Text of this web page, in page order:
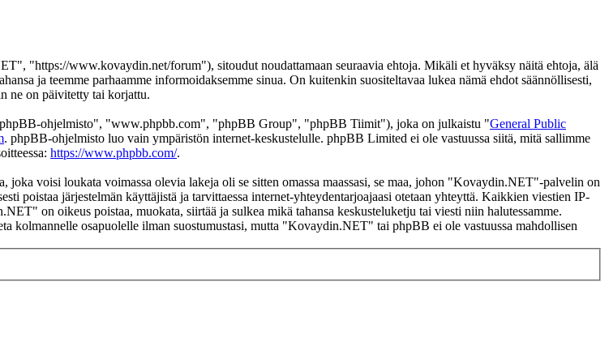
"https://www.kovaydin.net/forum"), sitoudut noudattamaan seuraavia ehtoja. Mikäli et hyväksy näitä ehtoja, älä
ja teemme parhaamme informoidaksemme sinua. On kuitenkin suositeltavaa lukea nämä ehdot säännöllisesti,
ne on päivitetty tai korjattu.
ohjelmisto", "www.phpbb.com", "phpBB Group", "phpBB Tiimit"), joka on julkaistu "General Public
. phpBB-ohjelmisto luo vain ympäristön internet-keskustelulle. phpBB Limited ei ole vastuussa siitä, mitä sallimme
https://www.phpbb.com/.
joka voisi loukata voimassa olevia lakeja oli se sitten omassa maassasi, se maa, johon "Kovaydin.NET"-palvelin on
poistaa järjestelmän käyttäjistä ja tarvittaessa internet-yhteydentarjoajaasi otetaan yhteyttä. Kaikkien viestien IP-
on oikeus poistaa, muokata, siirtää ja sulkea mikä tahansa keskusteluketju tai viesti niin halutessamme.
kolmannelle osapuolelle ilman suostumustasi, mutta "Kovaydin.NET" tai phpBB ei ole vastuussa mahdollisen